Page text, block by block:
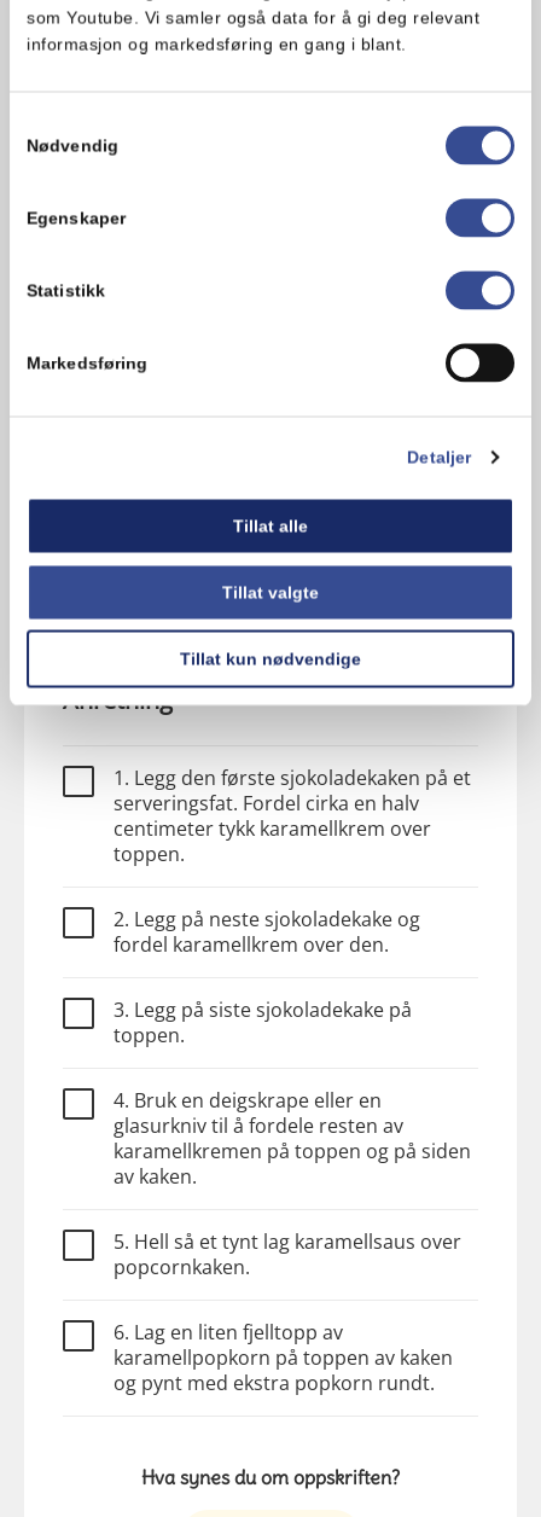
som Youtube. Vi samler også data for å gi deg relevant
informasjon og markedsføring en gang i blant.
Nødvendig
Egenskaper
Statistikk
Markedsføring
Detaljer
Tillat alle
Tillat valgte
Tillat kun nødvendige
Karamellkrem
1. Pisk sammen Melange og melis i en
kremen.
1. Popp popkorn etter anvisning på
2. Rør sammen popkornet med
karamellsausen.
Anretning
1. Legg den første sjokoladekaken på et
serveringsfat. Fordel cirka en halv
centimeter tykk karamellkrem over
toppen.
2. Legg på neste sjokoladekake og
fordel karamellkrem over den.
3. Legg på siste sjokoladekake på
toppen.
4. Bruk en deigskrape eller en
glasurkniv til å fordele resten av
karamellkremen på toppen og på siden
av kaken.
5. Hell så et tynt lag karamellsaus over
popcornkaken.
6. Lag en liten fjelltopp av
karamellpopkorn på toppen av kaken
og pynt med ekstra popkorn rundt.
Hva synes du om oppskriften?